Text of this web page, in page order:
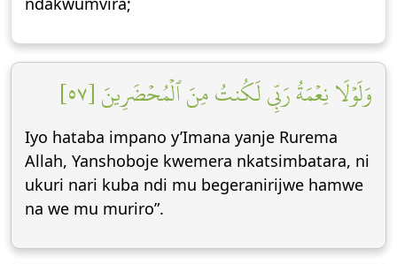
وَلَوۡلَا نِعۡمَةُ رَبِّي لَكُنتُ مِنَ ٱلۡمُحۡضَرِينَ [٥٧]
Iyo hataba impano y’Imana yanje Rurema
Allah, Yanshoboje kwemera nkatsimbatara, ni
ukuri nari kuba ndi mu begeranirijwe hamwe
na we mu muriro”.